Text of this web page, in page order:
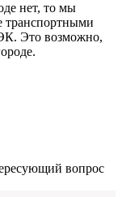
нет, то мы
транспортными
Это возможно,
вопрос